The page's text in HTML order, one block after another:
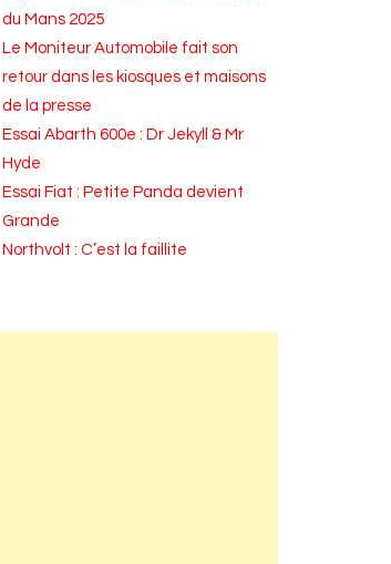
du Mans 2025
Le Moniteur Automobile fait son
retour dans les kiosques et maisons
de la presse
Essai Abarth 600e : Dr Jekyll & Mr
Hyde
Essai Fiat : Petite Panda devient
Grande
Northvolt : C’est la faillite